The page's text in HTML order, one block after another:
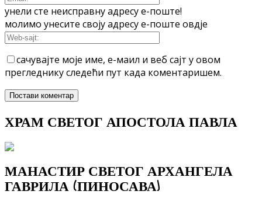
унели сте неисправну адресу е-поште!
молимо унесите своју адресу е-поште овдје
сачувајте моје име, е-маил и веб сајт у овом
прегледнику следећи пут када коментаришем.
ХРАМ СВЕТОГ АПОСТОЛА ПАВЛА
МАНАСТИР СВЕТОГ АРХАНГЕЛА
ГАВРИЛА (ПИНОСАВА)